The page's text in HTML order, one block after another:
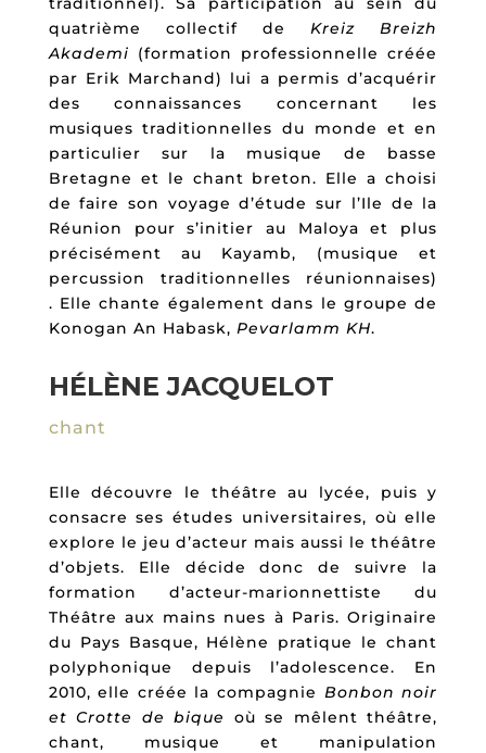
quatrième collectif deKreiz Breizh
Akademi (formation professionnelle créée
par Erik Marchand) lui a permis d’acquérir
des connaissances concernant les
musiques traditionnelles du monde et en
particulier sur la musique de basse
Bretagne et le chant breton. Elle a choisi
de faire son voyage d’étude sur l’Ile de la
Réunion pour s’initier au Maloya et plus
précisément au Kayamb, (musique et
percussion traditionnelles réunionnaises)
. Elle chante également dans le groupe de
Konogan An Habask, Pevarlamm KH.
HÉLÈNE JACQUELOT
chant
Elle découvre le théâtre au lycée, puis y
consacre ses études universitaires, où elle
explore le jeu d’acteur mais aussi le théâtre
d’objets. Elle décide donc de suivre la
formation d’acteur-marionnettiste du
Théâtre aux mains nues à Paris. Originaire
du Pays Basque, Hélène pratique le chant
polyphonique depuis l’adolescence. En
2010, elle créée la compagnie Bonbon noir
et Crotte de bique
où se mêlent théâtre,
chant, musique et manipulation